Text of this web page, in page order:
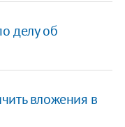
делу об
вложения в